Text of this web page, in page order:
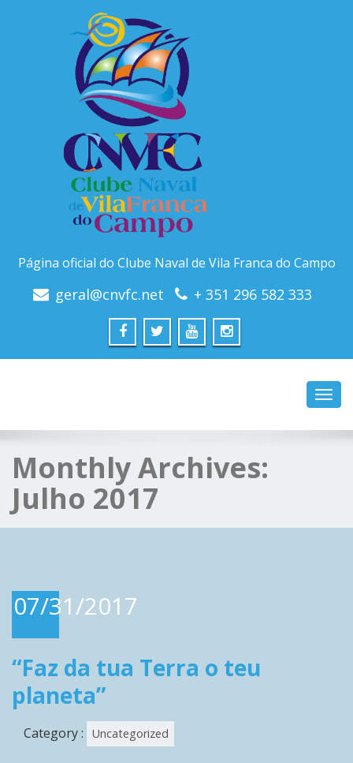
Página oficial do Clube Naval de Vila Franca do Campo
geral@cnvfc.net + 351 296 582 333
Monthly Archives:
Julho 2017
07/31/2017
“Faz da tua Terra o teu
planeta”
Category : Uncategorized